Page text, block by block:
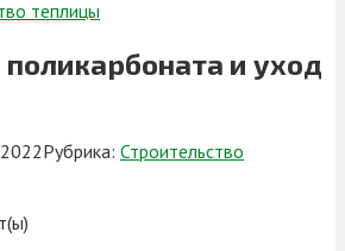
теплицы
и уход
Рубрика: Строительство